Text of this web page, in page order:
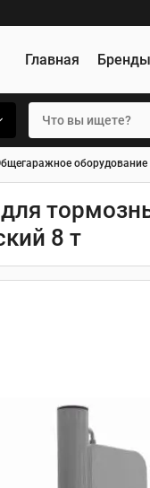
Главная Бренды
оборудование
8 т